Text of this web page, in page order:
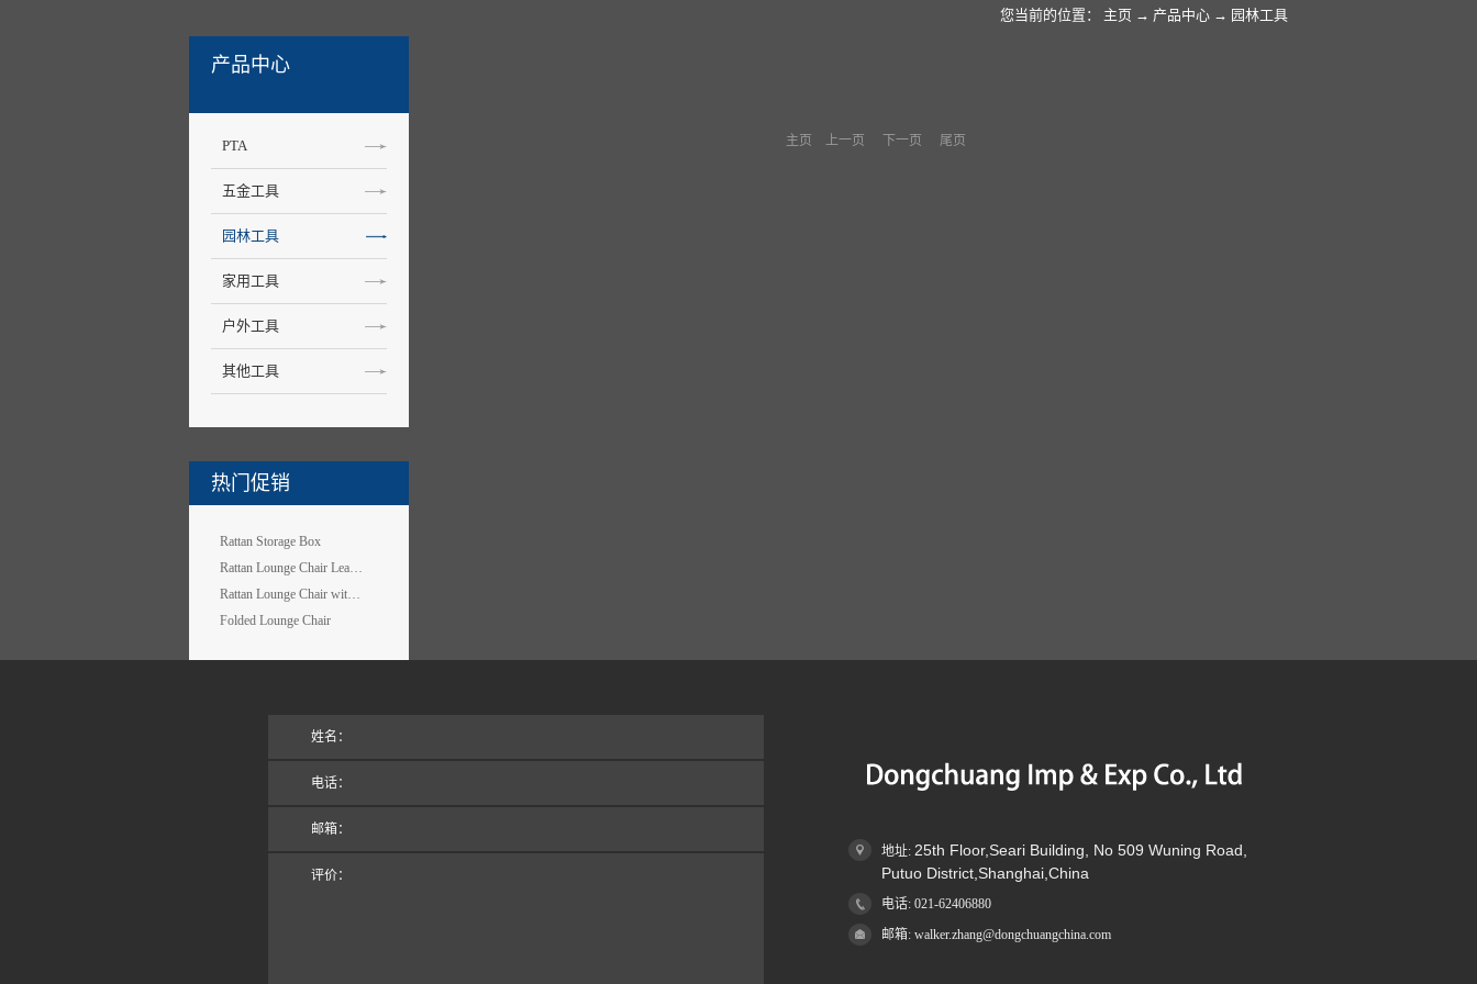
产品中心
PTA
五金工具
园林工具
家用工具
户外工具
其他工具
热门促销
Rattan Storage Box
Rattan Lounge Chair Leaf Design
Rattan Lounge Chair with Wheels
Folded Lounge Chair
您当前的位置： 主页 → 产品中心 → 园林工具
主页 上一页 下一页 尾页
姓名：
电话：
邮箱：
评价：
地址: 25th Floor,Seari Building, No 509 Wuning Road,
Putuo District,Shanghai,China
电话: 021-62406880
邮箱: walker.zhang@dongchuangchina.com